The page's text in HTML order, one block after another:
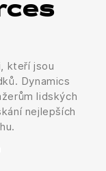
kteří jsou
Dynamics
lidských
nejlepších